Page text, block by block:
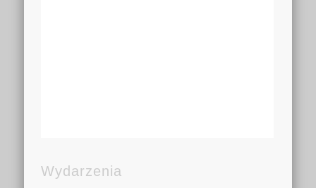
Wydarzenia